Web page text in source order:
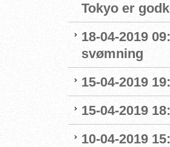
Tokyo er
18-04-2019
svømning
15-04-2019
15-04-2019
10-04-2019